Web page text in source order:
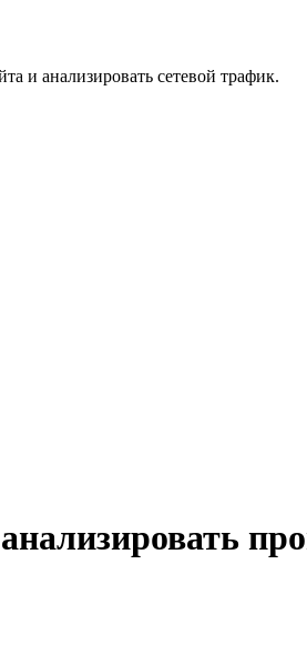
и анализировать сетевой трафик.
анализировать